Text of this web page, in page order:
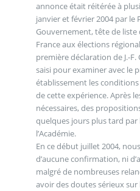
annonce était réitérée à
janvier et février 2004 par le
Gouvernement, tête de liste
France aux élections
première déclaration de J.-F.
saisi pour examiner avec le
établissement les
de cette expérience. Après
nécessaires, des
quelques jours plus tard par
l’Académie.
En ce début juillet 2004,
d’aucune confirmation, ni
malgré de nombreuses
avoir des doutes sérieux